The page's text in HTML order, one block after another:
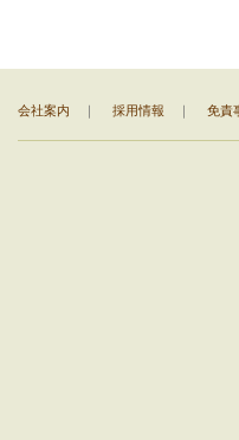
会社案内 ｜ 採用情報 ｜ 免責